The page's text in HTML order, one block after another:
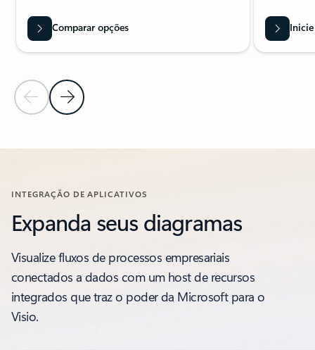
Slide AnteriorPróximo Slide
Comparar opções
Voltar para a seção Recursos
INTEGRAÇÃO DE APLICATIVOS
Expanda seus diagramas
Visualize fluxos de processos empresariais
conectados a dados com um host de recursos
integrados que traz o poder da Microsoft para o
Visio.